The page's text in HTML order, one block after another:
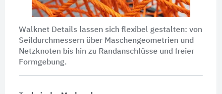
Walknet Details lassen sich flexibel gestalten: von
Seildurchmessern über Maschengeometrien und
Netzknoten bis hin zu Randanschlüsse und freier
Formgebung.